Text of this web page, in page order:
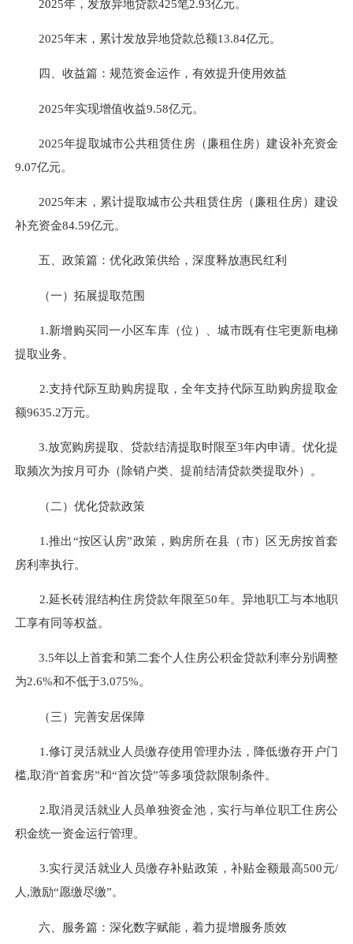
2025年，发放异地贷款425笔2.93亿元。
2025年末，累计发放异地贷款总额13.84亿元。
四、 收益篇：规范资金运作，有效提升使用效益
2025年实现增值收益9.58亿元。
2025年提取城市公共租赁住房（廉租住房）建设补充资金
9.07亿元。
2025年末，累计提取城市公共租赁住房（廉租住房）建设
补充资金84.59亿元。
五、政策篇：优化政策供给，深度释放惠民红利
（一）拓展提取范围
1.新增购买同一小区车库（位）、城市既有住宅更新电梯
提取业务。
2.支持代际互助购房提取，全年支持代际互助购房提取金
额9635.2万元。
3.放宽购房提取、贷款结清提取时限至3年内申请。优化提
取频次为按月可办（除销户类、提前结清贷款类提取外）。
（二） 优化贷款政策
1.推出“按区认房”政策， 购房所在县（市）区无房按首套
房利率执行。
2.延长砖混结构住房贷款年限至50年。异地职工与本地职
工享有同等权益。
3.5年以上首套和第二套个人住房公积金贷款利率分别调整
为2.6%和不低于3.075%。
（三） 完善安居保障
1.修订灵活就业人员缴存使用管理办法， 降低缴存开户门
槛,取消“首套房”和“首次贷”等多项贷款限制 条件。
2.取消灵活就业人员单独资金池，实行与单位职工住房公
积金统一资金运行管理。
3.实行灵活就业人员缴存补贴政策 ，补贴金额最高500元/
人,激励“愿缴尽缴”。
六、服务篇：深化数字赋能，着力提增服务质效